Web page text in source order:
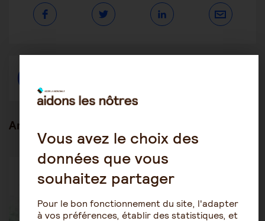
contenu
Ouvrir
dans
Ouvrir
dans
Ouvrir
dans
Articles en lien
Être aidant Prendre du temps pour soi
Vous avez le choix des
données que vous
souhaitez partager
Pour le bon fonctionnement du site, l'adapter
à vos préférences, établir des statistiques, et